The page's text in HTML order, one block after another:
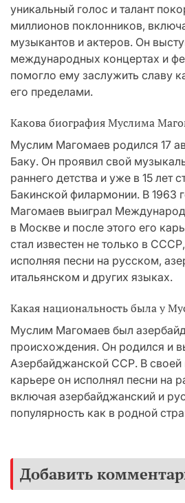
уникальный голос и талант
миллионов поклонников,
музыкантов и актеров. Он
международных концертах и
помогло ему заслужить славу
его пределами.
Какова биография Муслима
Муслим Магомаев родился 17
Баку. Он проявил свой
раннего детства и уже в 15 лет
Бакинской филармонии. В 1963
Магомаев выиграл
в Москве и после этого его
стал известен не только в
исполняя песни на русском,
итальянском и других языках.
Какая национальность была у
Муслим Магомаев был
происхождения. Он родился и
Азербайджанской ССР. В своей
карьере он исполнял песни на
включая азербайджанский и
популярность как в родной
Добавить